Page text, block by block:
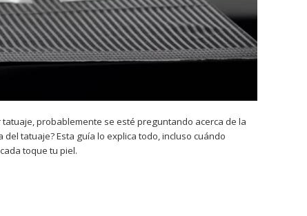
probablemente se esté preguntando acerca de la
tatuaje? Esta guía lo explica todo, incluso cuándo
toque tu piel.